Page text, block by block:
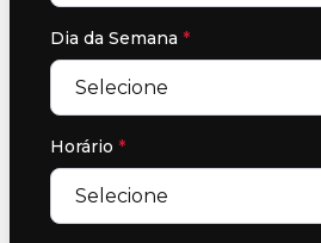
Dia da Semana *
Horário *